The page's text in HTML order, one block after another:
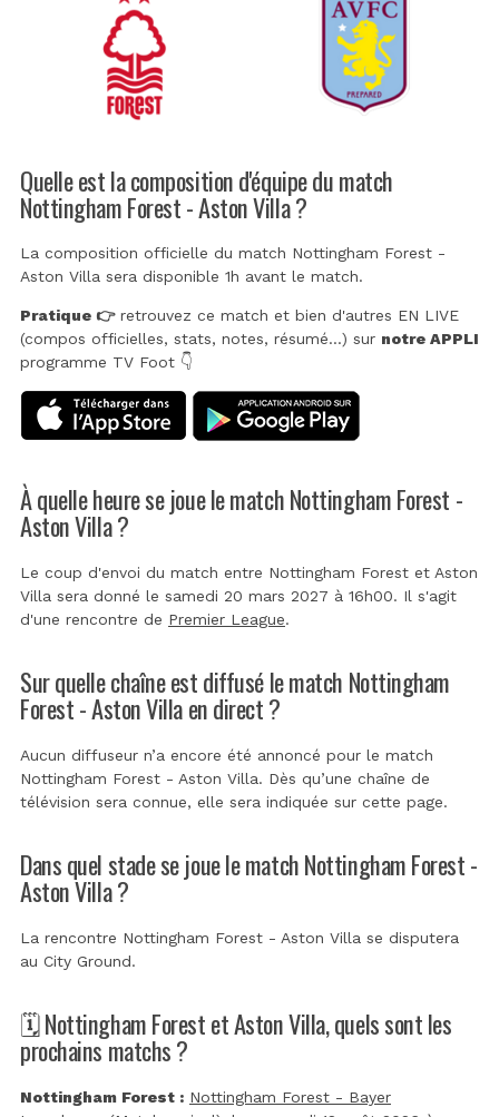
Quelle est la composition d'équipe du match
Nottingham Forest - Aston Villa ?
La composition officielle du match Nottingham Forest -
Aston Villa sera disponible 1h avant le match.
Pratique 👉retrouvez ce match et bien d'autres EN LIVE
(compos officielles, stats, notes, résumé...) sur notre APPLI
programme TV Foot 👇
À quelle heure se joue le match Nottingham Forest -
Aston Villa ?
Le coup d'envoi du match entre Nottingham Forest et Aston
Villa sera donné le samedi 20 mars 2027 à 16h00. Il s'agit
d'une rencontre de Premier League.
Sur quelle chaîne est diffusé le match Nottingham
Forest - Aston Villa en direct ?
Aucun diffuseur n’a encore été annoncé pour le match
Nottingham Forest - Aston Villa. Dès qu’une chaîne de
télévision sera connue, elle sera indiquée sur cette page.
Dans quel stade se joue le match Nottingham Forest -
Aston Villa ?
La rencontre Nottingham Forest - Aston Villa se disputera
au City Ground.
🗓️ Nottingham Forest et Aston Villa, quels sont les
prochains matchs ?
Nottingham Forest : Nottingham Forest - Bayer